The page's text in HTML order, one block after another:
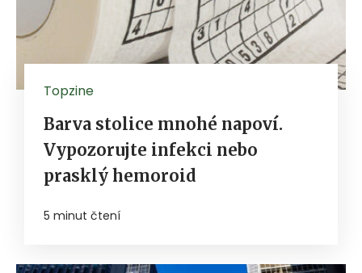
Topzine
Barva stolice mnohé napoví.
Vypozorujte infekci nebo
prasklý hemoroid
5 minut čtení